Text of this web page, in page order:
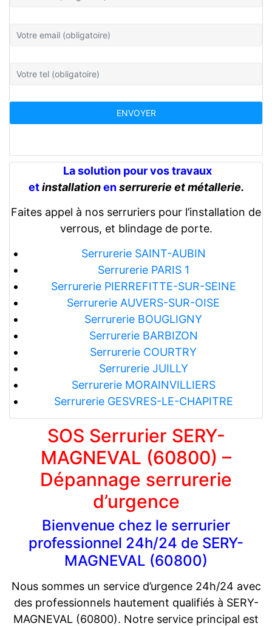
La solution pour vos travaux
etinstallationenserrurerie et métallerie.
Faites appel à nos serruriers pour l’installation de
verrous, et blindage de porte.
Serrurerie SAINT-AUBIN
Serrurerie PARIS 1
Serrurerie PIERREFITTE-SUR-SEINE
Serrurerie AUVERS-SUR-OISE
Serrurerie BOUGLIGNY
Serrurerie BARBIZON
Serrurerie COURTRY
Serrurerie JUILLY
Serrurerie MORAINVILLIERS
Serrurerie GESVRES-LE-CHAPITRE
SOS Serrurier SERY-
MAGNEVAL (60800) –
Dépannage serrurerie
d’urgence
Bienvenue chez le serrurier
professionnel 24h/24 de SERY-
MAGNEVAL (60800)
Nous sommes un service d’urgence 24h/24 avec
des professionnels hautement qualifiés à SERY-
MAGNEVAL (60800). Notre service principal est